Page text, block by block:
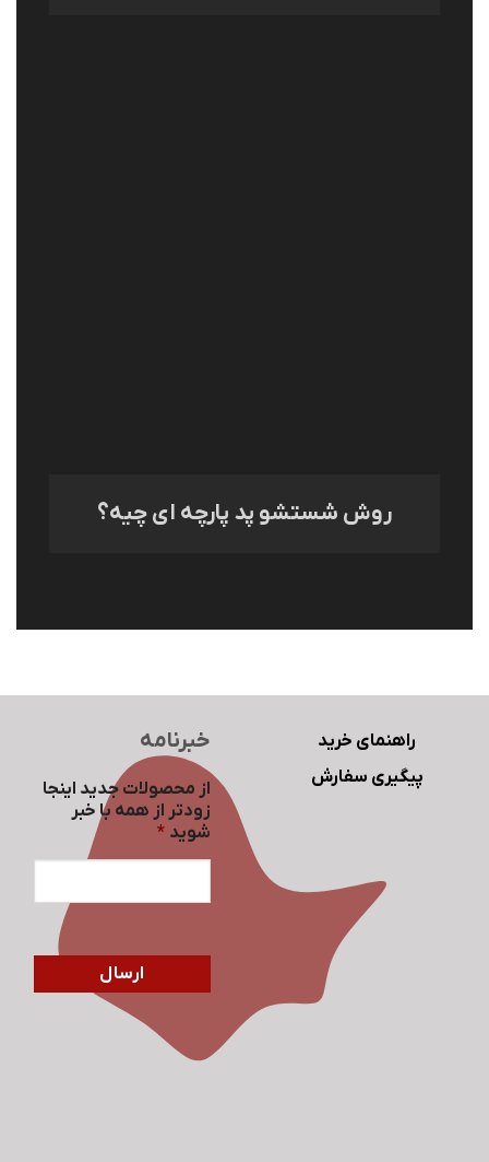
روش شستشو پد پارچه ای چیه؟
راهنمای خرید
پیگیری سفارش
خبرنامه
از محصولات جدید اینجا
زودتر از همه با خبر
شوید *